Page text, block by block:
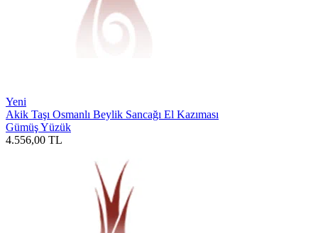
Yeni
Akik Taşı Osmanlı Beylik Sancağı El Kazıması
Gümüş Yüzük
4.556,00 TL